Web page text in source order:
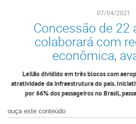
07/04/2021
Concessão de 22
colaborará com
econômica,
Leilão dividido em três blocos com
atratividade da infraestrutura do país.
por 66% dos passageiros no Brasil,
ouça este conteúdo